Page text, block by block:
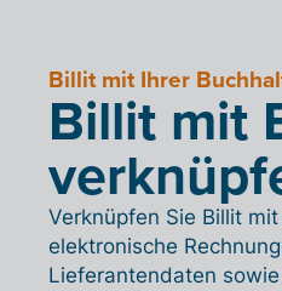
Billit mit Ihrer
Billit mit
Verknüpfen Sie Billit
elektronische
Lieferantendaten